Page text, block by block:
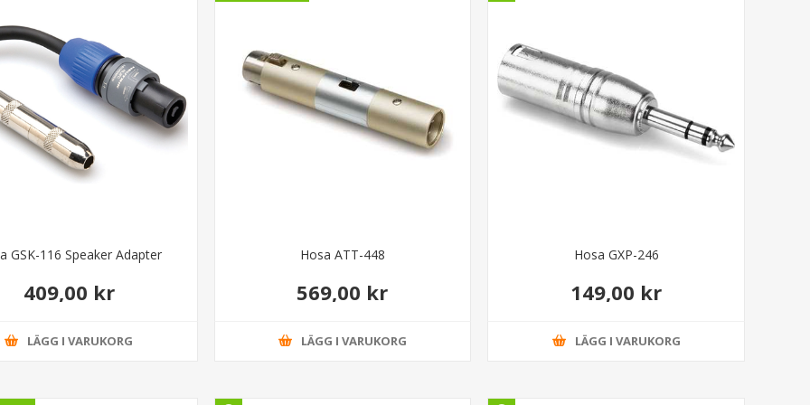
GSK-116 Speaker Adapter
409,00 kr
LÄGG I VARUKORG
Hosa ATT-448
569,00 kr
LÄGG I VARUKORG
Hosa GXP-246
149,00 kr
LÄGG I VARUKORG